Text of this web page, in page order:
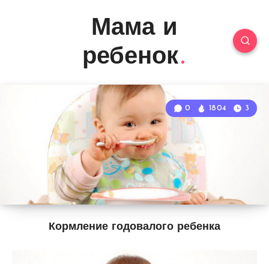
Мама и
ребенок
Кормление годовалого ребенка
0 1804 3